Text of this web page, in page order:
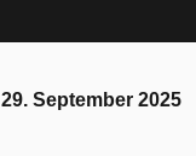
29. September 2025